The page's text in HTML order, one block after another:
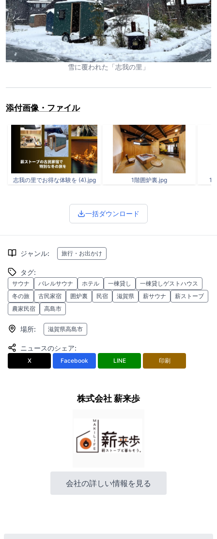
雪に覆われた「志我の里」
添付画像・ファイル
志我の里でお得な体験を (4).jpg 1階囲炉裏.jpg
一括ダウンロード
ジャンル: 旅行・お出かけ
タグ:
サウナ バレルサウナ ホテル 一棟貸し
一棟貸しゲストハウス
冬の旅
古民家宿 囲炉裏 民宿 滋賀県 薪サウナ
薪ストーブ
農家民宿
高島市
場所: 滋賀県高島市
ニュースのシェア:
X Facebook LINE 印刷
株式会社 薪来歩
会社の詳しい情報を見る